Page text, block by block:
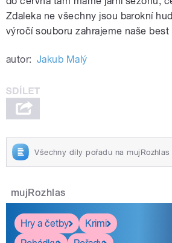
Zdaleka ne všechny jsou barokní
výročí souboru zahrajeme naše best
autor: Jakub Malý
Všechny díly pořadu na mujRozhlas
mujRozhlas
Hry a četby
Krimi